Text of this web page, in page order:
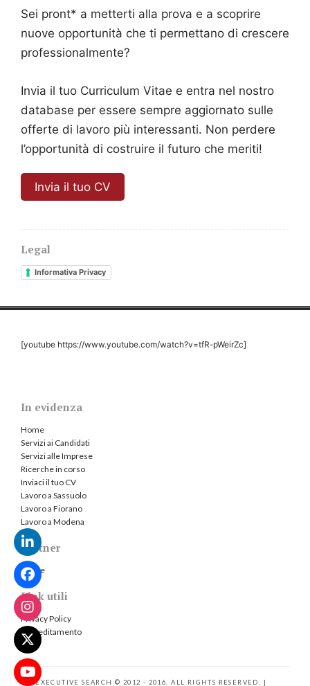
Sei pront* a metterti alla prova e a scoprire
nuove opportunità che ti permettano di crescere
professionalmente?
Invia il tuo Curriculum Vitae e entra nel nostro
database per essere sempre aggiornato sulle
offerte di lavoro più interessanti. Non perdere
l’opportunità di costruire il futuro che meriti!
Invia il tuo CV
Legal
Informativa Privacy
[youtube https://www.youtube.com/watch?v=tfR-pWeirZc]
In evidenza
Home
Servizi ai Candidati
Servizi alle Imprese
Ricerche in corso
Inviaci il tuo CV
Lavoro a Sassuolo
Lavoro a Fiorano
Lavoro a Modena
Partner
Jooble
Link utili
Privacy Policy
Accreditamento
MP EXECUTIVE SEARCH © 2012 - 2016. ALL RIGHTS RESERVED. |